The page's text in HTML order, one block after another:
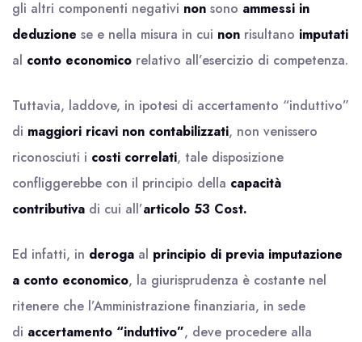
gli altri componenti negativi non sono ammessi in
deduzione se e nella misura in cui non risultano imputati
al conto economico relativo all’esercizio di competenza.
Tuttavia, laddove, in ipotesi di accertamento “induttivo”
di maggiori ricavi non contabilizzati, non venissero
riconosciuti i costi correlati, tale disposizione
confliggerebbe con il principio della capacità
contributiva di cui all’articolo 53 Cost.
Ed infatti, in deroga al principio di previa imputazione
a conto economico, la giurisprudenza è costante nel
ritenere che l’Amministrazione finanziaria, in sede
di accertamento “induttivo”, deve procedere alla